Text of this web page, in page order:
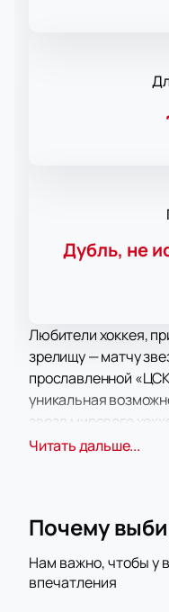
Дубль, не
Любители хоккея,
зрелищу — матчу
прославленной
уникальная
звезд мирового
Артемий Панарин,
зрелище.
оснащенная по
располагается в
Читать дальше...
Почему
Нам важно, чтобы у
впечатления